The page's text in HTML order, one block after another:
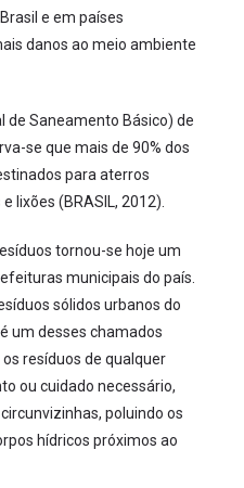
e em países
danos ao meio ambiente
de Saneamento Básico) de
se que mais de 90% dos
para aterros
lixões (BRASIL, 2012).
tornou-se hoje um
municipais do país.
sólidos urbanos do
um desses chamados
os resíduos de qualquer
ou cuidado necessário,
poluindo os
hídricos próximos ao